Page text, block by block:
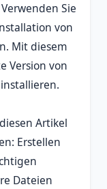
Sie
von
Mit diesem
Version von
Artikel
Erstellen
Dateien